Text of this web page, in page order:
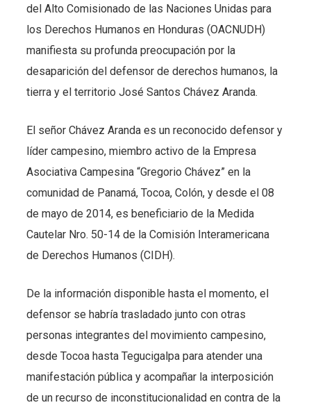
del Alto Comisionado de las Naciones Unidas para
los Derechos Humanos en Honduras (OACNUDH)
manifiesta su profunda preocupación por la
desaparición del defensor de derechos humanos, la
tierra y el territorio José Santos Chávez Aranda.
El señor Chávez Aranda es un reconocido defensor y
líder campesino, miembro activo de la Empresa
Asociativa Campesina “Gregorio Chávez” en la
comunidad de Panamá, Tocoa, Colón, y desde el 08
de mayo de 2014, es beneficiario de la Medida
Cautelar Nro. 50-14 de la Comisión Interamericana
de Derechos Humanos (CIDH).
De la información disponible hasta el momento, el
defensor se habría trasladado junto con otras
personas integrantes del movimiento campesino,
desde Tocoa hasta Tegucigalpa para atender una
manifestación pública y acompañar la interposición
de un recurso de inconstitucionalidad en contra de la